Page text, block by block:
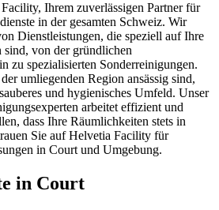
Ihrem zuverlässigen Partner für
in der gesamten Schweiz. Wir
Dienstleistungen, die speziell auf Ihre
sind, von der gründlichen
zu spezialisierten Sonderreinigungen.
umliegenden Region ansässig sind,
und hygienisches Umfeld. Unser
arbeitet effizient und
dass Ihre Räumlichkeiten stets in
Sie auf Helvetia Facility für
in Court und Umgebung.
in Court